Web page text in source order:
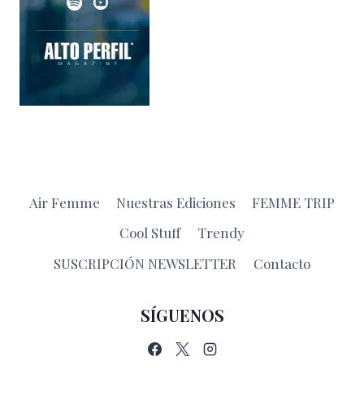
Air Femme Nuestras Ediciones
FEMME TRIP
Cool Stuff
Trendy
SUSCRIPCIÓN NEWSLETTER
Contacto
SÍGUENOS